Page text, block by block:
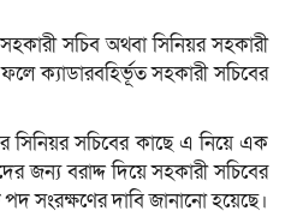
সচিব অথবা সিনিয়র সহকারী
ক্যাডারবহির্ভূত সহকারী সচিবের
সিনিয়র সচিবের কাছে এ নিয়ে এক
জন্য বরাদ্দ দিয়ে সহকারী সচিবের
সংরক্ষণের দাবি জানানো হয়েছে।